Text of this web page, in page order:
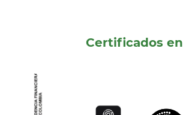
Certificados en